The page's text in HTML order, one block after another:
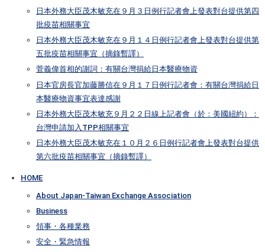
日本外務大臣茂木敏充在９月３日例行記者會上發表對台提供第四
批疫苗相關事宜
日本外務大臣茂木敏充在９月１４日例行記者會上發表對台提供第
五批疫苗相關事宜（摘錄暫譯）
菅義偉首相的謝詞：有關台灣捐給日本醫療物資
日本官房長官加藤勝信在９月１７日例行記者會：有關台灣捐給日
本醫療物資事宜表達感謝
日本外務大臣茂木敏充９月２２日線上記者會（於：美國紐約）：
台灣申請加入TPP相關事宜
日本外務大臣茂木敏充在１０月２６日例行記者會上發表對台提供
第六批疫苗相關事宜（摘錄暫譯）
HOME
About Japan-Taiwan Exchange Association
Business
領事・各種業務
安全・緊急情報